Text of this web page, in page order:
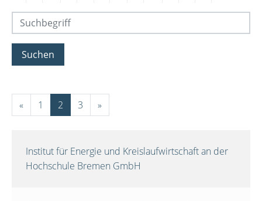
Suchen
« 1 2 3 »
Institut für Energie und Kreislaufwirtschaft an der
Hochschule Bremen GmbH